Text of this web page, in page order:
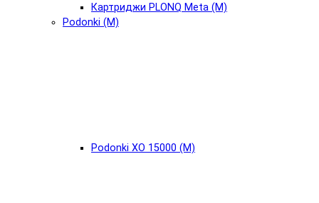
Картриджи PLONQ Meta (М)
Podonki (М)
Podonki XO 15000 (М)